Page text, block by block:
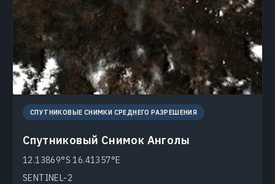
СПУТНИКОВЫЕ СНИМКИ СРЕДНЕГО РАЗРЕШЕНИЯ
Спутниковый Снимок Анголы
12.13869°S 16.41357°E
SENTINEL-2